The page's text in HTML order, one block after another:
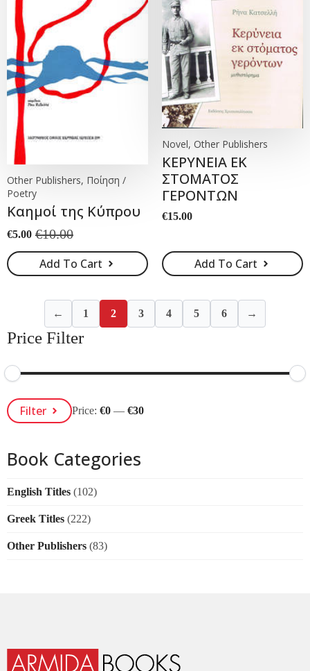
Other Publishers, Ποίηση /
Poetry
Καημοί της Κύπρου
€10.00
Original
price
was:
€10.00.
€5.00
Current
price
is:
€5.00.
Add To Cart
Novel, Other Publishers
ΚΕΡΥΝΕΙΑ ΕΚ
ΣΤΟΜΑΤΟΣ
ΓΕΡΟΝΤΩΝ
€15.00
Add To Cart
← 1 2 3 4 5 6 →
Price Filter
Min
Price
Max
PriceFilter Price:€0 —€30
Book Categories
English Titles (102)
Greek Titles (222)
Other Publishers (83)